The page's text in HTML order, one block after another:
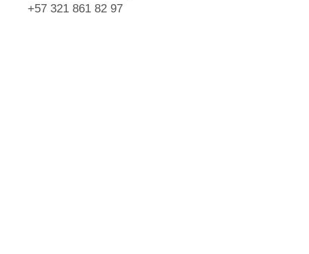
+57 321 861 82 97